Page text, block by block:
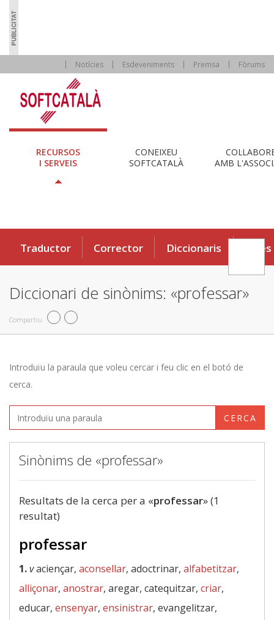
Notícies Esdeveniments Premsa Fòrums
RECURSOS
I SERVEIS
CONEIXEU
SOFTCATALÀ
AMB
Traductor Corrector Diccionaris Eines
Diccionari de sinònims: «professar»
Compartiu
Introduïu la paraula que voleu cercar i feu clic en el botó de
cerca.
CERCA
Sinònims de «professar»
Resultats de la cerca per a «professar» (1
resultat)
professar
1.vaciençar, aconsellar, adoctrinar, alfabetitzar,
alliçonar, anostrar, aregar, catequitzar, criar,
educar, ensenyar, ensinistrar, evangelitzar,